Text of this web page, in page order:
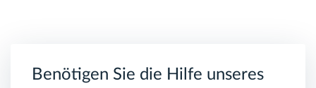
Benötigen Sie die Hilfe unseres